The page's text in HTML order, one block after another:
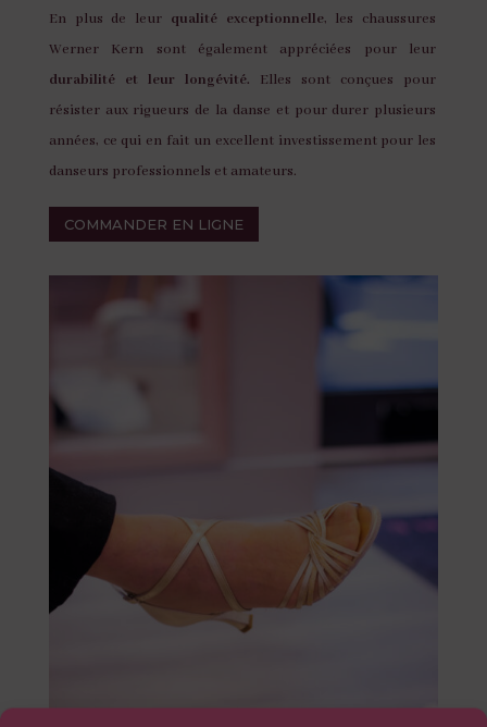
En plus de leur qualité exceptionnelle, les chaussures
Werner Kern sont également appréciées pour leur
durabilité et leur longévité. Elles sont conçues pour
résister aux rigueurs de la danse et pour durer plusieurs
années, ce qui en fait un excellent investissement pour les
danseurs professionnels et amateurs.
COMMANDER EN LIGNE